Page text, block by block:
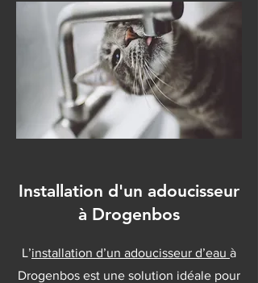
Installation d'un adoucisseur
à Drogenbos
L’installation d’un adoucisseur d’eau à
Drogenbos est une solution idéale pour